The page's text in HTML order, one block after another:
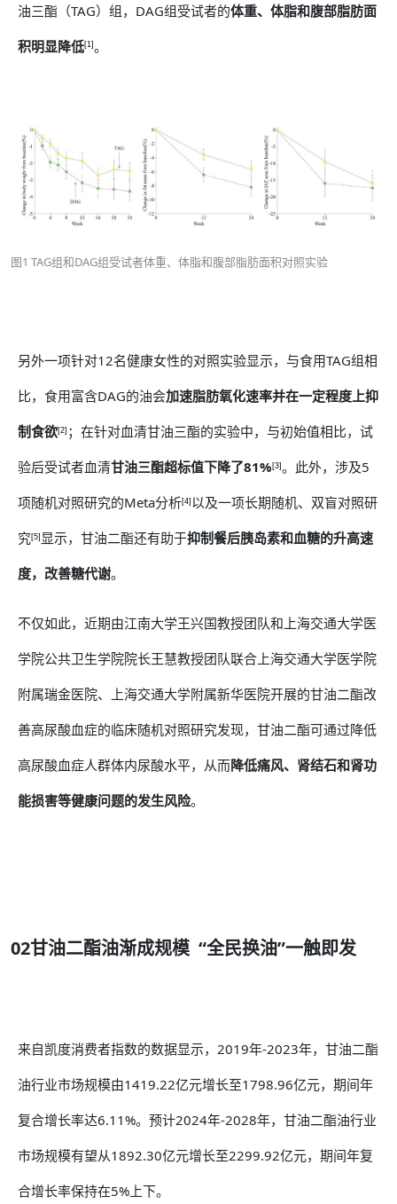
油三酯（TAG）组，DAG组受试者的体重、体脂和腹部脂肪面
积明显降低[1] 。
图1 TAG组和DAG组受试者体重、体脂和腹部脂肪面积对照实验
另外一项针对12名健康女性的对照实验显示，与食用TAG组相
比，食用富含DAG的油会加速脂肪氧化速率并在一定程度上抑
制食欲[2] ； 在针对血清甘油三酯的实验中，与初始值相比，试
验后受试者血清甘油三酯超标值下降了81% [3] 。此外，涉及5
项随机对照研究的Meta分析[4] 以及一项长期随机、双盲对照研
究[5] 显示，甘油二酯还有助于抑制餐后胰岛素和血糖的升高速
度，改善糖代谢。
不仅如此，近期由江南大学王兴国教授团队和上海交通大学医
学院公共卫生学院院长王慧教授团队联合上海交通大学医学院
附属瑞金医院、上海交通大学附属新华医院开展的甘油二酯改
善高尿酸血症的临床随机对照研究发现，甘油二酯可通过降低
高尿酸血症人群体内尿酸水平，从而降低痛风、肾结石和肾功
能损害等健康问题的发生风险。
02甘油二酯油渐成规模 “全民换油”一触即发
来自凯度消费者指数的数据显示，2019年-2023年，甘油二酯
油行业市场规模由1419.22亿元增长至1798.96亿元，期间年
复合增长率达6.11%。预计2024年-2028年，甘油二酯油行业
市场规模有望从1892.30亿元增长至2299.92亿元，期间年复
合增长率保持在5%上下。